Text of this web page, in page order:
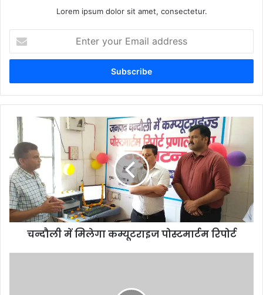
Lorem ipsum dolor sit amet, consectetur.
your
Email
चन्दौली में मिलेगा कम्यूटराइज पोस्टमार्टम रिपोर्ट